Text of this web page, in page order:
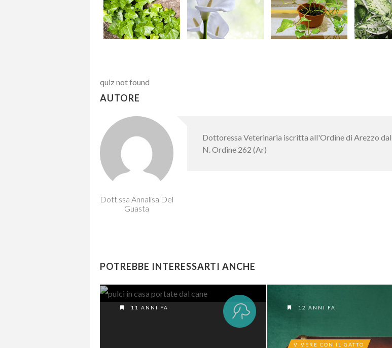
quiz not found
AUTORE
Dott.ssa Annalisa Del
Guasta
Dottoressa Veterinaria iscritta all'Ordine di Arezzo dal
N. Ordine 262 (Ar)
POTREBBE INTERESSARTI ANCHE
11 ANNI FA 12 ANNI FA
VIVERE CON IL GATTO